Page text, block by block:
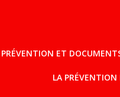
PRÉVENTION ET
LA